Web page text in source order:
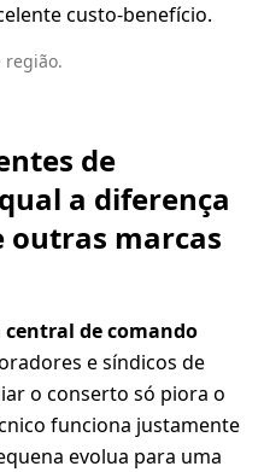
custo-benefício.
região.
de
a diferença
outras marcas
central de comando
e síndicos de
o conserto só piora o
funciona justamente
evolua para uma